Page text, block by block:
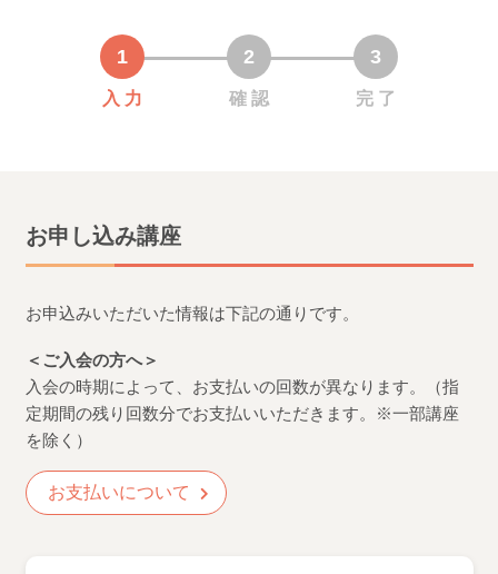
入 力 確 認 完 了
お申し込み講座
お申込みいただいた情報は下記の通りです。
＜ご入会の方へ＞
入会の時期によって、お支払いの回数が異なります。（指
定期間の残り回数分でお支払いいただきます。※一部講座
を除く）
お支払いについて